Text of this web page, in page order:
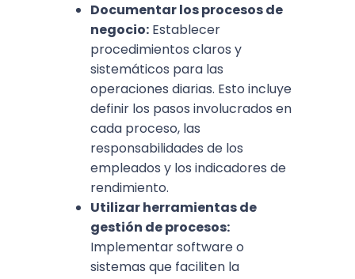
Documentar los procesos de
negocio: Establecer
procedimientos claros y
sistemáticos para las
operaciones diarias. Esto incluye
definir los pasos involucrados en
cada proceso, las
responsabilidades de los
empleados y los indicadores de
rendimiento.
Utilizar herramientas de
gestión de procesos:
Implementar software o
sistemas que faciliten la